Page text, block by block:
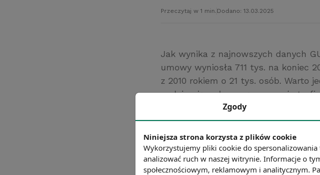
Przeczytaj w 1 min. Dodano: 13.03.2025
Jak wynika z najnowszych danych
umowy wyniosła 711 tys. na koniec
z 2010 rokiem o 21 tys. osób. Warto
podejmujących pracę w szarej
zmienił i wyniósł 4,5% w 2014 roku
Źródło: GUS
Chcesz wiedzieć więcej?Zobacz więcej
Zgody
Niniejsza strona korzysta z plików cookie
Wykorzystujemy pliki cookie do
analizować ruch w naszej witrynie. Informacje o
społecznościowym, reklamowym i analitycznym.